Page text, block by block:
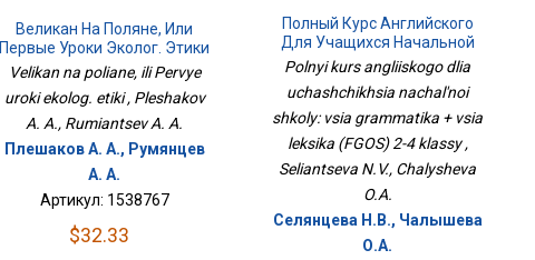
Великан На Поляне, Или
Первые Уроки Эколог. Этики
Velikan na poliane, ili Pervye
uroki ekolog. etiki , Pleshakov
A. A., Rumiantsev A. A.
Плешаков А. А., Румянцев
А. А.
Артикул: 1538767
$32.33
Полный Курс Английского
Для Учащихся Начальной
Школы: Вся Грамматика +
Вся Лексика (ФГОС) 2-4
Классы
Polnyi kurs angliiskogo dlia
uchashchikhsia nachal'noi
shkoly: vsia grammatika + vsia
leksika (FGOS) 2-4 klassy ,
Seliantseva N.V., Chalysheva
O.A.
Селянцева Н.В., Чалышева
О.А.